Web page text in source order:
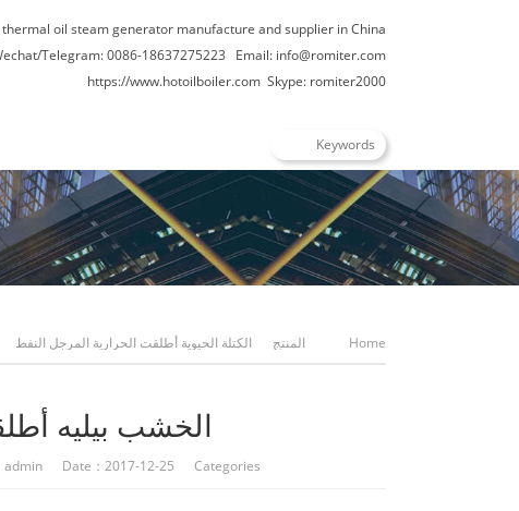
oil steam generator manufacture and supplier in China
Telegram: 0086-18637275223 Email: info@romiter.com
https://www.hotoilboiler.com Skype: romiter2000
Home المنتج الكتلة الحيوية أطلقت الحرارية المرجل النفط
الخشب بيليه
admin Date：2017-12-25 Categories：